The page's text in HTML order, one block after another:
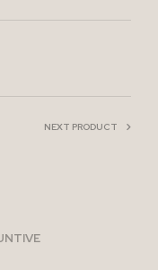
NEXT PRODUCT